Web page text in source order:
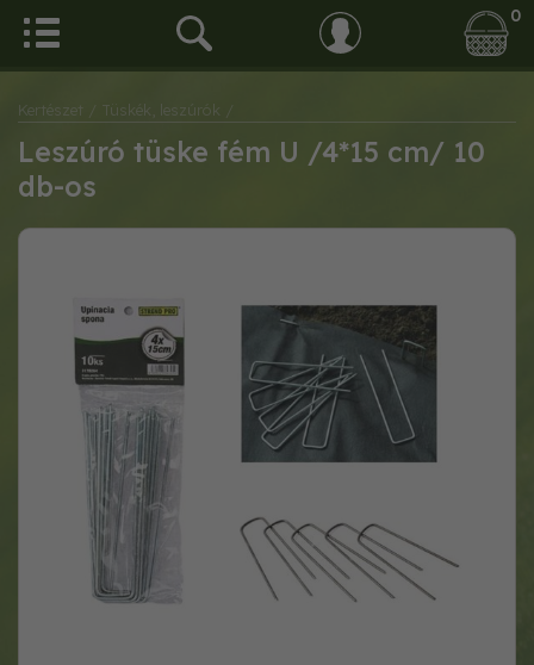
0
Kertészet / Tüskék, leszúrók
Leszúró tüske fém U /4*15 cm/ 10
db-os